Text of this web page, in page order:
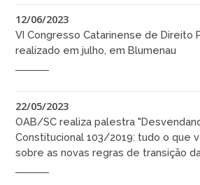
12/06/2023
VI Congresso Catarinense de Direito
realizado em julho, em Blumenau
22/05/2023
OAB/SC realiza palestra
Constitucional 103/2019: tudo o que
sobre as novas regras de transição